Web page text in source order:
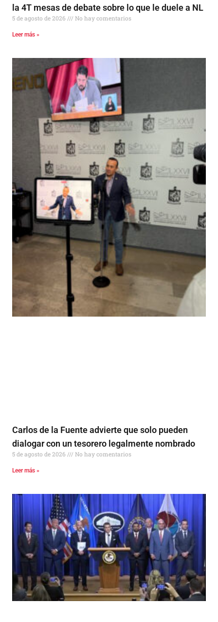
la 4T mesas de debate sobre lo que le duele a NL
5 de agosto de 2026 No hay comentarios
Leer más »
Carlos de la Fuente advierte que solo pueden
dialogar con un tesorero legalmente nombrado
5 de agosto de 2026 No hay comentarios
Leer más »